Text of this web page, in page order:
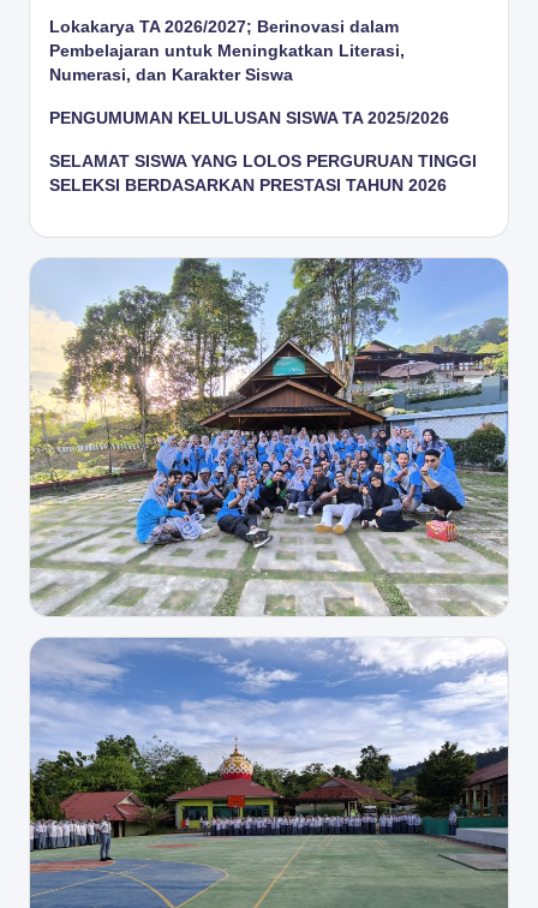
Lokakarya TA 2026/2027; Berinovasi dalam
Pembelajaran untuk Meningkatkan Literasi,
Numerasi, dan Karakter Siswa
PENGUMUMAN KELULUSAN SISWA TA 2025/2026
SELAMAT SISWA YANG LOLOS PERGURUAN TINGGI
SELEKSI BERDASARKAN PRESTASI TAHUN 2026